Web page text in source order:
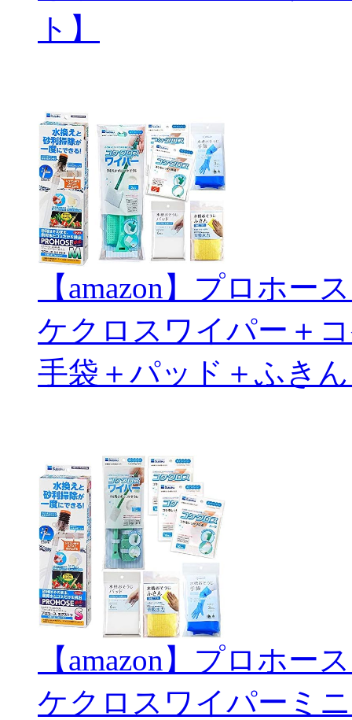
ト】
【amazon】プロホ
ケクロスワイパー＋
手袋＋パッド＋ふき
【amazon】プロホー
ケクロスワイパーミ